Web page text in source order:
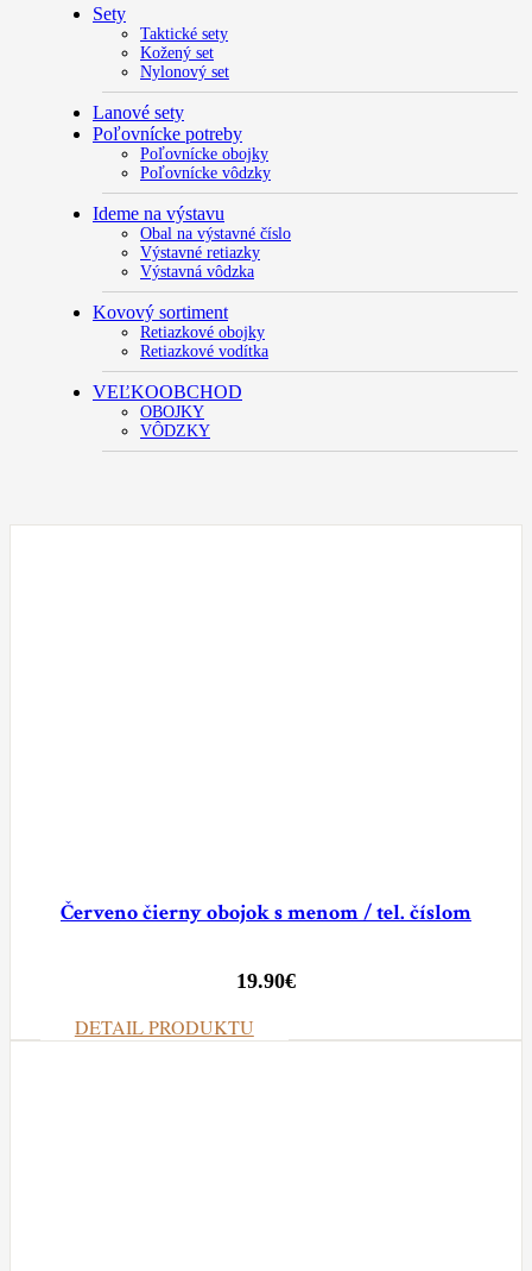
Sety
Taktické sety
Kožený set
Nylonový set
Lanové sety
Poľovnícke potreby
Poľovnícke obojky
Poľovnícke vôdzky
Ideme na výstavu
Obal na výstavné číslo
Výstavné retiazky
Výstavná vôdzka
Kovový sortiment
Retiazkové obojky
Retiazkové vodítka
VEĽKOOBCHOD
OBOJKY
VÔDZKY
Červeno čierny obojok s menom / tel. číslom
19.90€
DETAIL PRODUKTU